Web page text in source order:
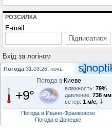
РОЗСИЛКА
E-mail
Вхiд за логiном
Погода 31.03.26, ночь
Погода в Киеве
+9° влажность: 79%
давление: 738 мм
ветер: 1 м/с,
Погода в Ивано-Франковске
Погода в Донецке